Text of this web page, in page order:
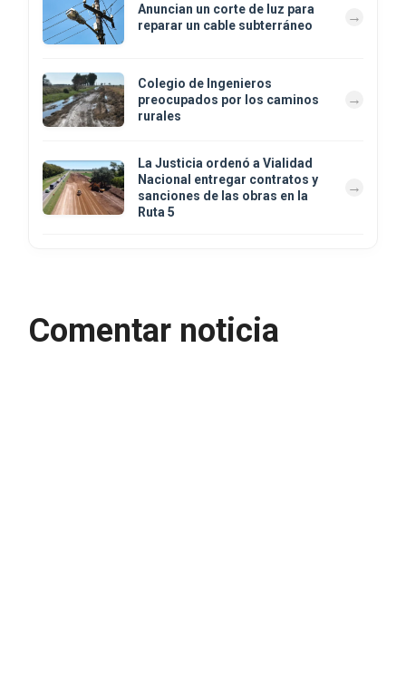
Anuncian un corte de luz para
reparar un cable subterráneo
Colegio de Ingenieros
preocupados por los caminos
rurales
La Justicia ordenó a Vialidad
Nacional entregar contratos y
sanciones de las obras en la
Ruta 5
Comentar noticia